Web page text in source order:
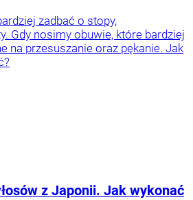
zadbać o stopy,
Gdy nosimy obuwie, które bardziej
na przesuszanie oraz pękanie. Jak
z Japonii. Jak wykonać